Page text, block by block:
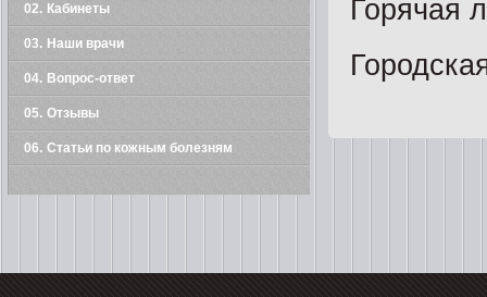
Горячая
02 Кабинеты
03 Наши врачи
04 Вопрос-ответ
05 Отзывы
06 Статьи по кожным болезням